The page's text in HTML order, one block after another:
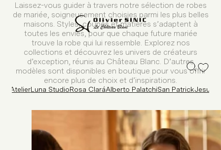
Laissez-vous guider à travers notre sélection de robes
de mariée, soigneusement choisies parmi les plus belles
maisons. Styles, coupes et matières s’adaptent à
toutes les envies, pour que chaque future mariée
trouve la robe qui lui ressemble. Explorez nos
collections et découvrez les univers de créateurs
d’exception, réunis au Château Blanc. D’autres
modèles sont disponibles en boutique pour vous offrir
encore plus de choix et d’inspirations.
AtelierLuna StudioRosa ClaráAlberto PalatchiSan PatrickJesus
FILTRER